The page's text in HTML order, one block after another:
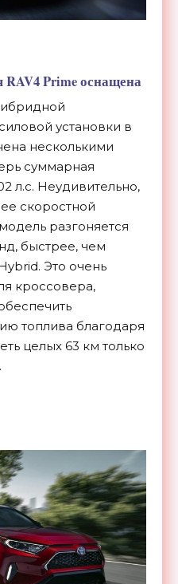
RAV4 Prime оснащена
установки в
несколькими
суммарная
л.с. Неудивительно,
скоростной
разгоняется
быстрее, чем
Это очень
кроссовера,
топлива благодаря
целых 63 км только